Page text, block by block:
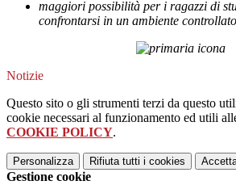
maggiori possibilità per i ragazzi di
confrontarsi in un ambiente
Notizie
Questo sito o gli strumenti terzi da questo
cookie necessari al funzionamento ed utili
COOKIE POLICY.
Personalizza Rifiuta tutti i cookies
Gestione cookie